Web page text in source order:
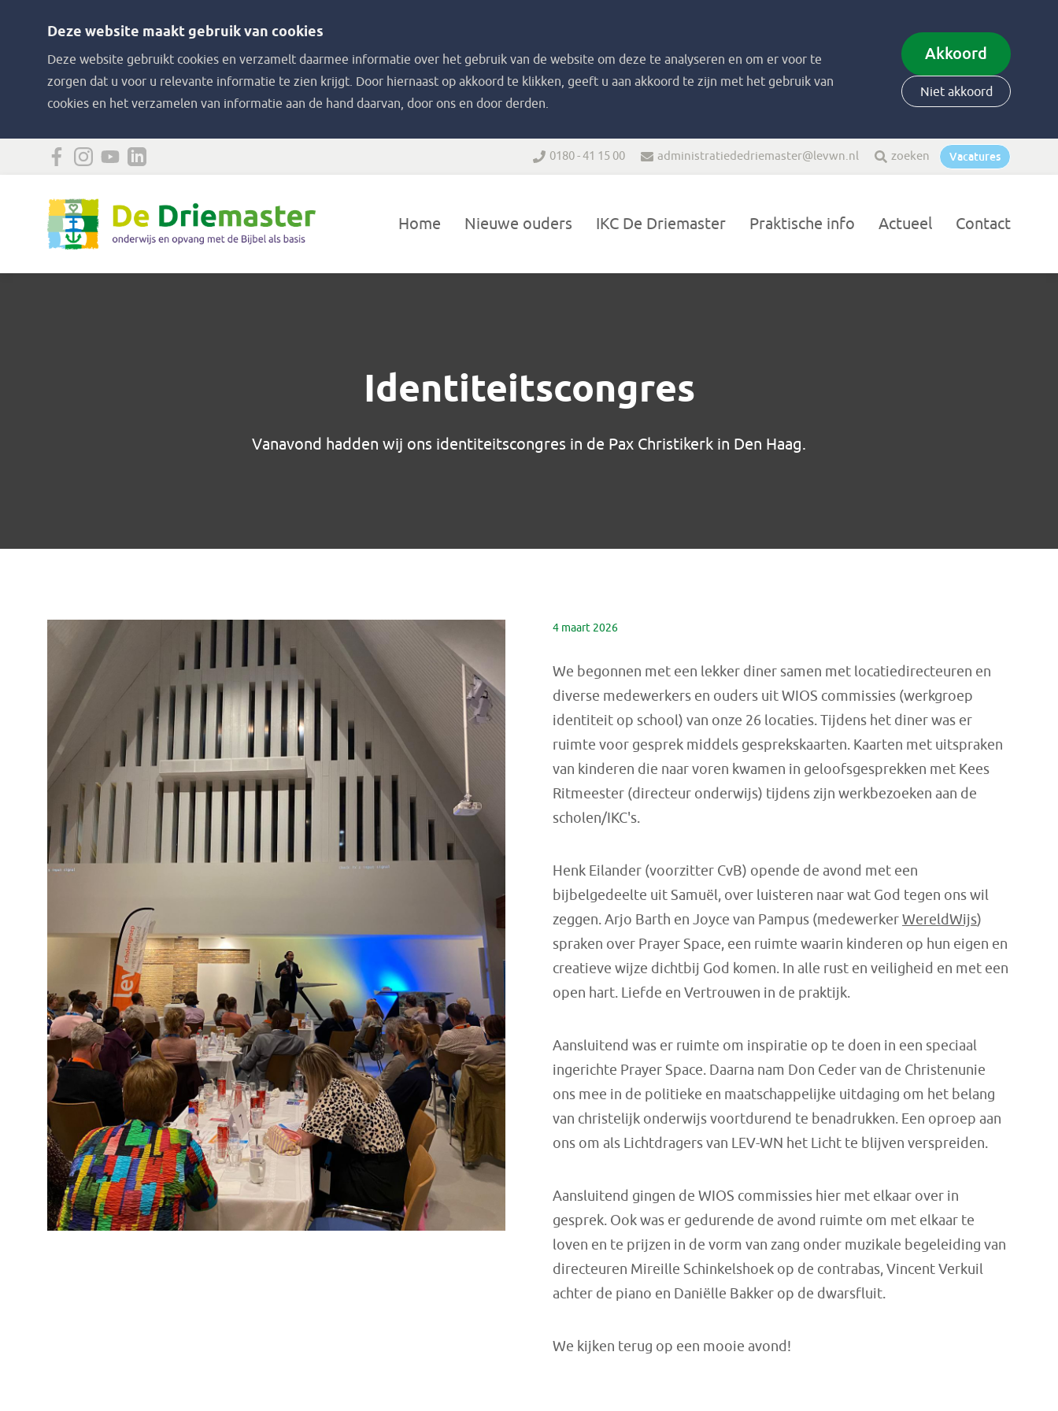
Deze website maakt gebruik van cookies
Deze website gebruikt cookies en verzamelt daarmee informatie over het gebruik van de website om deze te analyseren en om er voor te
zorgen dat u voor u relevante informatie te zien krijgt. Door hiernaast op akkoord te klikken, geeft u aan akkoord te zijn met het gebruik van
cookies en het verzamelen van informatie aan de hand daarvan, door ons en door derden.
Akkoord
Niet akkoord
0180 - 41 15 00 administratiededriemaster@levwn.nl zoeken Vacatures
Home Nieuwe ouders IKC De Driemaster Praktische info Actueel Contact
Identiteitscongres
Vanavond hadden wij ons identiteitscongres in de Pax Christikerk in Den Haag.
4 maart 2026
We begonnen met een lekker diner samen met locatiedirecteuren en
diverse medewerkers en ouders uit WIOS commissies (werkgroep
identiteit op school) van onze 26 locaties. Tijdens het diner was er
ruimte voor gesprek middels gesprekskaarten. Kaarten met uitspraken
van kinderen die naar voren kwamen in geloofsgesprekken met Kees
Ritmeester (directeur onderwijs) tijdens zijn werkbezoeken aan de
scholen/IKC's.
Henk Eilander (voorzitter CvB) opende de avond met een
bijbelgedeelte uit Samuël, over luisteren naar wat God tegen ons wil
zeggen. Arjo Barth en Joyce van Pampus (medewerkerWereldWijs)
spraken over Prayer Space, een ruimte waarin kinderen op hun eigen en
creatieve wijze dichtbij God komen. In alle rust en veiligheid en met een
open hart. Liefde en Vertrouwen in de praktijk.
Aansluitend was er ruimte om inspiratie op te doen in een speciaal
ingerichte Prayer Space. Daarna nam Don Ceder van de Christenunie
ons mee in de politieke en maatschappelijke uitdaging om het belang
van christelijk onderwijs voortdurend te benadrukken. Een oproep aan
ons om als Lichtdragers van LEV-WN het Licht te blijven verspreiden.
Aansluitend gingen de WIOS commissies hier met elkaar over in
gesprek. Ook was er gedurende de avond ruimte om met elkaar te
loven en te prijzen in de vorm van zang onder muzikale begeleiding van
directeuren Mireille Schinkelshoek op de contrabas, Vincent Verkuil
achter de piano en Daniëlle Bakker op de dwarsfluit.
We kijken terug op een mooie avond!